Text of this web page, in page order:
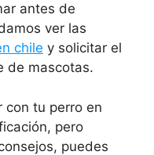
antes de
ver las
chile y solicitar el
de mascotas.
con tu perro en
pero
puedes